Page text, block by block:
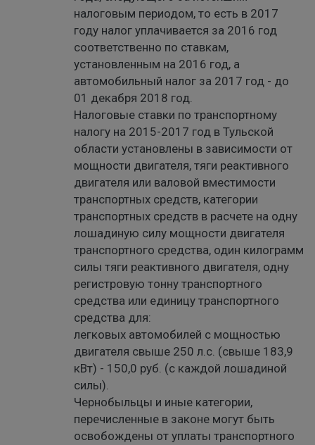
налоговым периодом, то есть в 2017
году налог уплачивается за 2016 год
соответственно по ставкам,
установленным на 2016 год, а
автомобильный налог за 2017 год - до
01 декабря 2018 год.
Налоговые ставки по транспортному
налогу на 2015-2017 год в Тульской
области установлены в зависимости от
мощности двигателя, тяги реактивного
двигателя или валовой вместимости
транспортных средств, категории
транспортных средств в расчете на одну
лошадиную силу мощности двигателя
транспортного средства, один килограмм
силы тяги реактивного двигателя, одну
регистровую тонну транспортного
средства или единицу транспортного
средства для:
легковых автомобилей с мощностью
двигателя свыше 250 л.с. (свыше 183,9
кВт) - 150,0 руб. (с каждой лошадиной
силы).
Чернобыльцы и иные категории,
перечисленные в законе могут быть
освобождены от уплаты транспортного